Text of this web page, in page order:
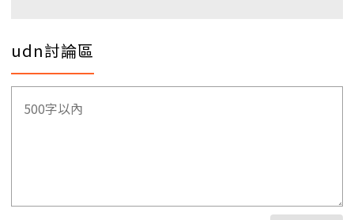
udn討論區